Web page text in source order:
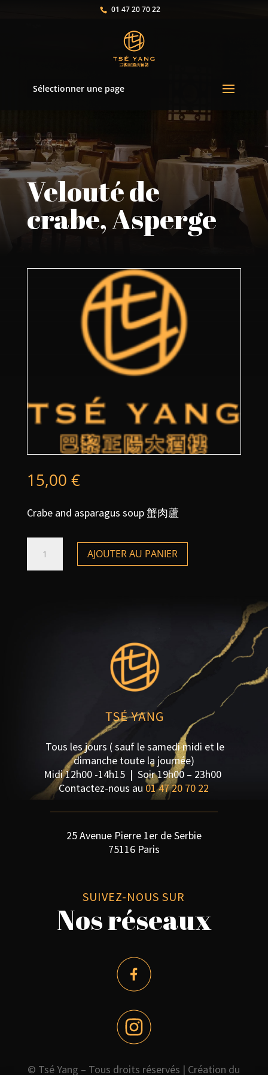
01 47 20 70 22
Sélectionner une page
Velouté de
crabe, Asperge
15,00 €
Crabe and asparagus soup 蟹肉蘆
Velouté
AJOUTER AU PANIER
Tous les jours ( sauf le samedi midi et le
dimanche toute la journée)
Midi 12h00 -14h15 | Soir 19h00 – 23h00
Contactez-nous au 01 47 20 70 22
25 Avenue Pierre 1er de Serbie
75116 Paris
SUIVEZ-NOUS SUR
Nos réseaux
© Tsé Yang – Tous droits réservés | Création du